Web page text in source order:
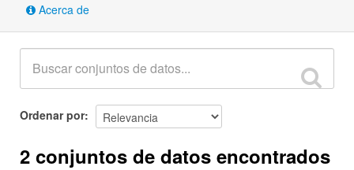
Acerca de
Ordenar por
2 conjuntos de datos encontrados